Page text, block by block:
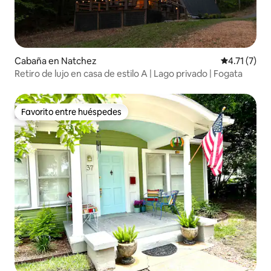
Cabaña en Natchez Calificación
4.71 (7)
Retiro de lujo en casa de estilo A | Lago privado | Fogata
Favorito entre huéspedes
Favorito entre huéspedes